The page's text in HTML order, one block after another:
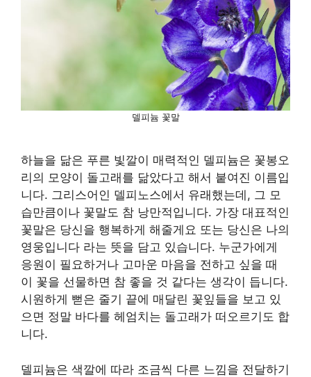
델피늄 꽃말
하늘을 닮은 푸른 빛깔이 매력적인 델피늄은 꽃봉오
리의 모양이 돌고래를 닮았다고 해서 붙여진 이름입
니다. 그리스어인 델피노스에서 유래했는데, 그 모
습만큼이나 꽃말도 참 낭만적입니다. 가장 대표적인
꽃말은 당신을 행복하게 해줄게요 또는 당신은 나의
영웅입니다 라는 뜻을 담고 있습니다. 누군가에게
응원이 필요하거나 고마운 마음을 전하고 싶을 때
이 꽃을 선물하면 참 좋을 것 같다는 생각이 듭니다.
시원하게 뻗은 줄기 끝에 매달린 꽃잎들을 보고 있
으면 정말 바다를 헤엄치는 돌고래가 떠오르기도 합
니다.
델피늄은 색깔에 따라 조금씩 다른 느낌을 전달하기